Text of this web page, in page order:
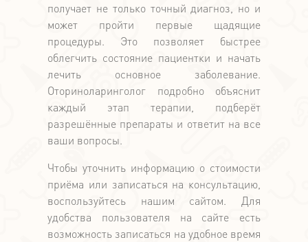
получает не только точный диагноз, но и
может пройти первые щадящие
процедуры. Это позволяет быстрее
облегчить состояние пациентки и начать
лечить основное заболевание.
Оториноларинголог подробно объяснит
каждый этап терапии, подберёт
разрешённые препараты и ответит на все
ваши вопросы.
Чтобы уточнить информацию о стоимости
приёма или записаться на консультацию,
воспользуйтесь нашим сайтом. Для
удобства пользователя на сайте есть
возможность записаться на удобное время